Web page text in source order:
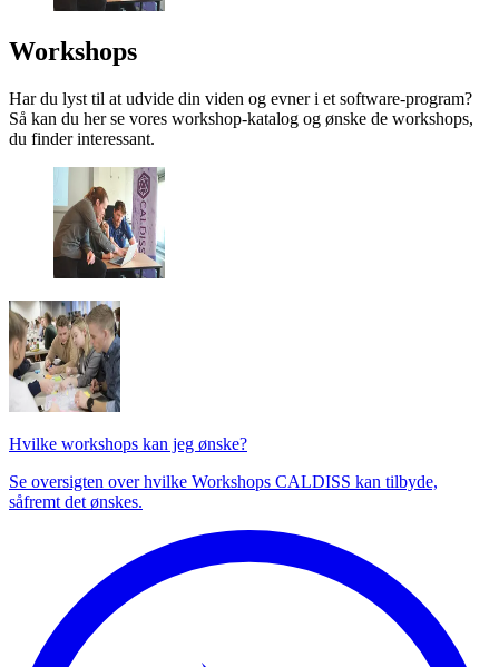
Workshops
Har du lyst til at udvide din viden og evner i et software-program?
Så kan du her se vores workshop-katalog og ønske de workshops,
du finder interessant.
Hvilke workshops kan jeg ønske?
Se oversigten over hvilke Workshops CALDISS kan tilbyde,
såfremt det ønskes.